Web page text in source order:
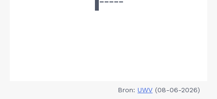
Bron: UWV (08-06-2026)